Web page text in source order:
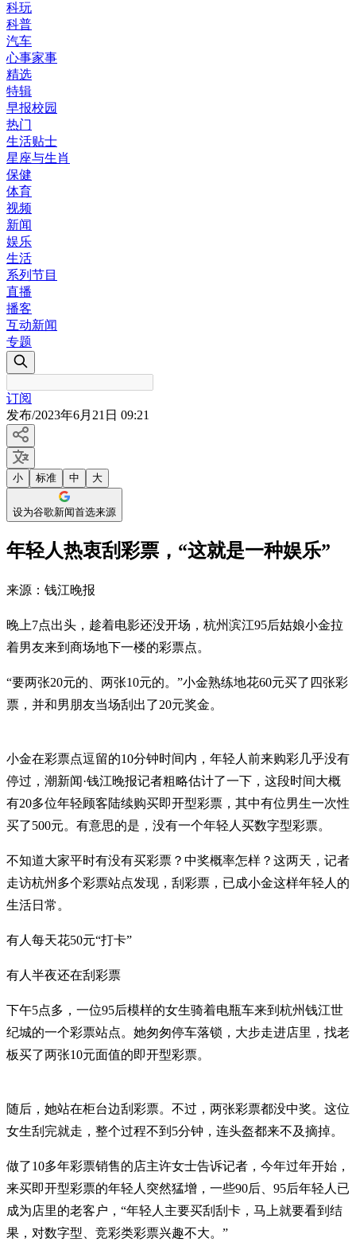
科玩
科普
汽车
心事家事
精选
特辑
早报校园
热门
生活贴士
星座与生肖
保健
体育
视频
新闻
娱乐
生活
系列节目
直播
播客
互动新闻
专题
订阅
发布/2023年6月21日 09:21
小 标准 中 大
设为谷歌新闻首选来源
年轻人热衷刮彩票，“这就是一种娱乐”
来源：钱江晚报
晚上7点出头，趁着电影还没开场，杭州滨江95后姑娘小金拉
着男友来到商场地下一楼的彩票点。
“要两张20元的、两张10元的。”小金熟练地花60元买了四张彩
票，并和男朋友当场刮出了20元奖金。
小金在彩票点逗留的10分钟时间内，年轻人前来购彩几乎没有
停过，潮新闻·钱江晚报记者粗略估计了一下，这段时间大概
有20多位年轻顾客陆续购买即开型彩票，其中有位男生一次性
买了500元。有意思的是，没有一个年轻人买数字型彩票。
不知道大家平时有没有买彩票？中奖概率怎样？这两天，记者
走访杭州多个彩票站点发现，刮彩票，已成小金这样年轻人的
生活日常。
有人每天花50元“打卡”
有人半夜还在刮彩票
下午5点多，一位95后模样的女生骑着电瓶车来到杭州钱江世
纪城的一个彩票站点。她匆匆停车落锁，大步走进店里，找老
板买了两张10元面值的即开型彩票。
随后，她站在柜台边刮彩票。不过，两张彩票都没中奖。这位
女生刮完就走，整个过程不到5分钟，连头盔都来不及摘掉。
做了10多年彩票销售的店主许女士告诉记者，今年过年开始，
来买即开型彩票的年轻人突然猛增，一些90后、95后年轻人已
成为店里的老客户，“年轻人主要买刮刮卡，马上就要看到结
果，对数字型、竞彩类彩票兴趣不大。”